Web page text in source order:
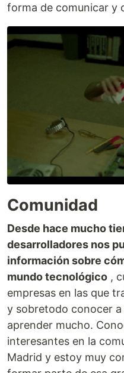
forma de comunicar y
Comunidad
Desde hace mucho
desarrolladores nos
información sobre
mundo tecnológico ,
empresas en las que
y sobretodo conocer a
aprender mucho.
interesantes en la
Madrid y estoy muy